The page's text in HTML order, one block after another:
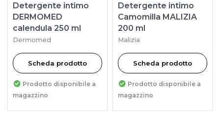
Detergente intimo
DERMOMED
calendula 250 ml
Dermomed
Scheda prodotto
Prodotto disponibile a
magazzino
Detergente intimo
Camomilla MALIZIA
200 ml
Malizia
Scheda prodotto
Prodotto disponibile a
magazzino